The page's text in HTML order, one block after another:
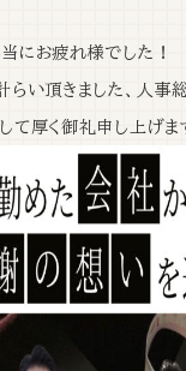
にお疲れ様でした！
らい頂きました、人事
て厚く御礼申し上げま